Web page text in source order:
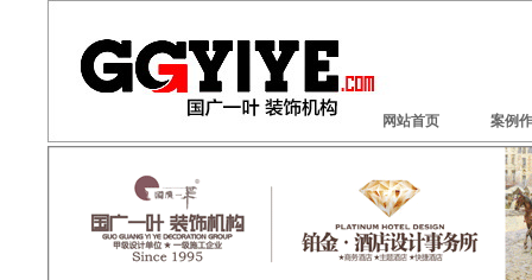
网站首页 案例